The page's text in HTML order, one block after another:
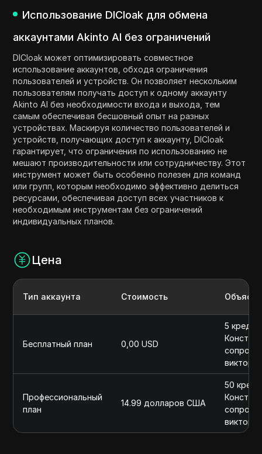
Использование DICloak для обмена
аккаунтами Akinto AI без ограничений
DICloak может оптимизировать совместное
использование аккаунтов, обходя ограничения
пользователей и устройств. Он позволяет нескольким
пользователям получать доступ к одному аккаунту
Akinto AI без необходимости входа и выхода, тем
самым обеспечивая бесшовный опыт на разных
устройствах. Маскируя количество пользователей и
устройств, получающих доступ к аккаунту, DICloak
гарантирует, что ограничения по использованию не
мешают производительности или сотрудничеству. Этот
инструмент может быть особенно полезен для команд
или групп, которым необходимо эффективно делиться
ресурсами, обеспечивая доступ всех участников к
необходимым инструментам без ограничений
индивидуальных планов.
Цена
Тип аккаунта Стоимость
Бесплатный план 0,00 USD
5
Профессиональный
план
14.99 долларов США
50